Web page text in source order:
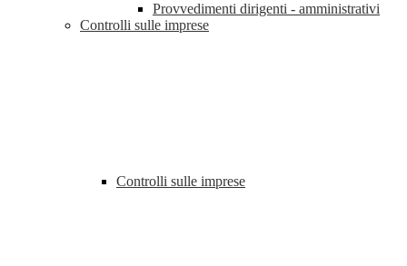
Provvedimenti dirigenti - amministrativi
Controlli sulle imprese
Controlli sulle imprese